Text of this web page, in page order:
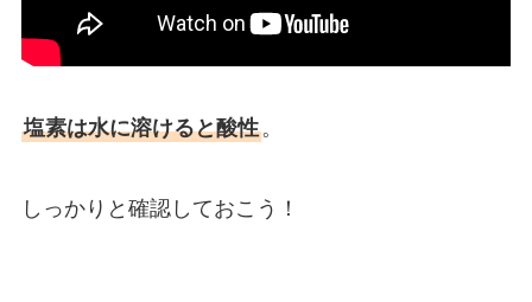
塩素は水に溶けると酸性。
しっかりと確認しておこう！